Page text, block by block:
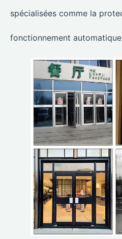
spécialisées comme la
fonctionnement